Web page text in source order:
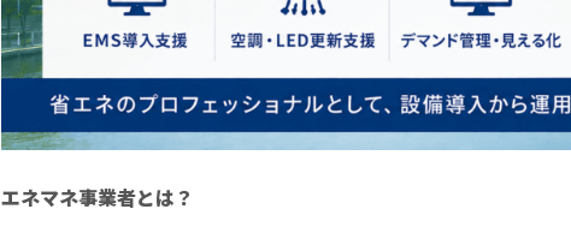
エネマネ事業者とは？